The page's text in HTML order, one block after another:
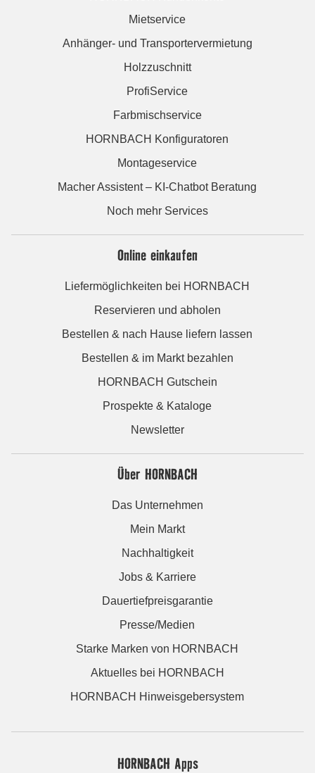
Mietservice
Anhänger- und Transportervermietung
Holzzuschnitt
ProfiService
Farbmischservice
HORNBACH Konfiguratoren
Montageservice
Macher Assistent – KI-Chatbot Beratung
Noch mehr Services
Online einkaufen
Liefermöglichkeiten bei HORNBACH
Reservieren und abholen
Bestellen & nach Hause liefern lassen
Bestellen & im Markt bezahlen
HORNBACH Gutschein
Prospekte & Kataloge
Newsletter
Über HORNBACH
Das Unternehmen
Mein Markt
Nachhaltigkeit
Jobs & Karriere
Dauertiefpreisgarantie
Presse/Medien
Starke Marken von HORNBACH
Aktuelles bei HORNBACH
HORNBACH Hinweisgebersystem
HORNBACH Apps